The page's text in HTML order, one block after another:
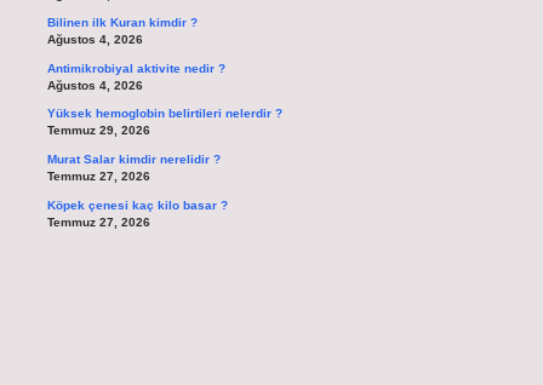
Bilinen ilk Kuran kimdir ?
Ağustos 4, 2026
Antimikrobiyal aktivite nedir ?
Ağustos 4, 2026
Yüksek hemoglobin belirtileri nelerdir ?
Temmuz 29, 2026
Murat Salar kimdir nerelidir ?
Temmuz 27, 2026
Köpek çenesi kaç kilo basar ?
Temmuz 27, 2026